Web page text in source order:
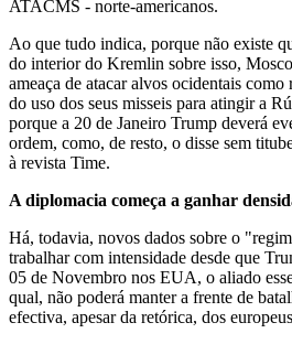
ATACMS - norte-americanos.
Ao que tudo indica, porque não existe
do interior do Kremlin sobre isso,
ameaça de atacar alvos ocidentais
do uso dos seus misseis para atingir a
porque a 20 de Janeiro Trump deverá
ordem, como, de resto, o disse sem
à revista Time.
A diplomacia começa a ganhar
Há, todavia, novos dados sobre o
trabalhar com intensidade desde que
05 de Novembro nos EUA, o aliado
qual, não poderá manter a frente de
efectiva, apesar da retórica, dos